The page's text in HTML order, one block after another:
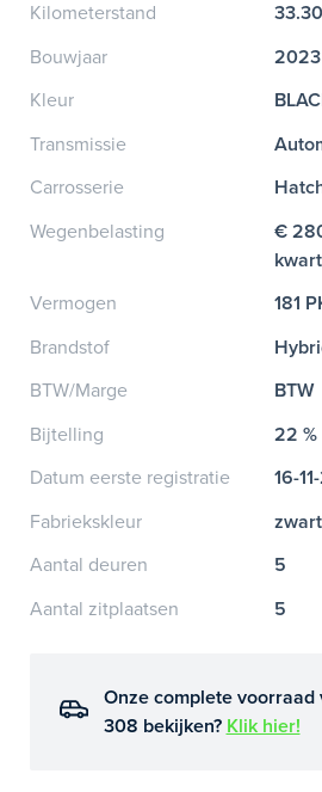
Kilometerstand
Bouwjaar
2023
Kleur
Transmissie
Carrosserie
Wegenbelasting
€
Vermogen
181
Brandstof
BTW/Marge
BTW
Bijtelling
22 %
Datum eerste registratie
16-
Fabriekskleur
zwart
Aantal deuren
5
Aantal zitplaatsen
5
Onze complete voorraad
308 bekijken? Klik hier!